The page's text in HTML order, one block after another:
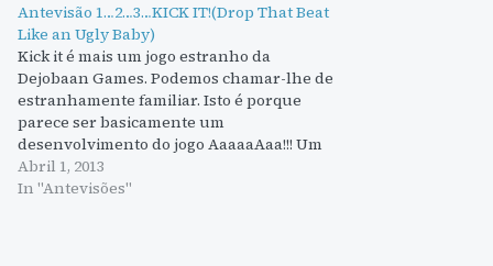
Antevisão 1…2…3…KICK IT!(Drop That Beat
Like an Ugly Baby)
Kick it é mais um jogo estranho da
Dejobaan Games. Podemos chamar-lhe de
estranhamente familiar. Isto é porque
parece ser basicamente um
desenvolvimento do jogo AaaaaAaa!!! Um
jogo onde a gravidade é um pouco
esquisita. Na verdade parece-se quase
Abril 1, 2013
In "Antevisões"